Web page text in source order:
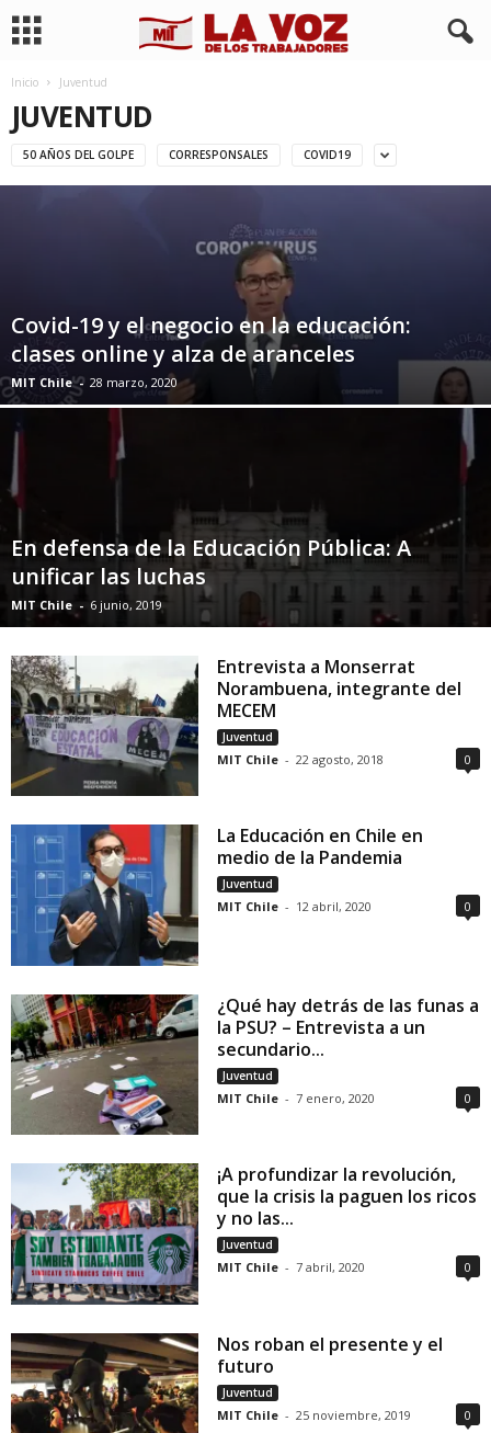
Inicio Juventud
JUVENTUD
50 AÑOS DEL GOLPE CORRESPONSALES COVID19
Covid-19 y el negocio en la educación:
clases online y alza de aranceles
MIT Chile - 28 marzo, 2020
En defensa de la Educación Pública: A
unificar las luchas
MIT Chile - 6 junio, 2019
Entrevista a Monserrat
Norambuena, integrante del
MECEM
Juventud
MIT Chile - 22 agosto, 2018 0
La Educación en Chile en
medio de la Pandemia
Juventud
MIT Chile - 12 abril, 2020 0
¿Qué hay detrás de las funas a
la PSU? – Entrevista a un
secundario...
Juventud
MIT Chile - 7 enero, 2020 0
¡A profundizar la revolución,
que la crisis la paguen los ricos
y no las...
Juventud
MIT Chile - 7 abril, 2020 0
Nos roban el presente y el
futuro
Juventud
MIT Chile - 25 noviembre, 2019 0